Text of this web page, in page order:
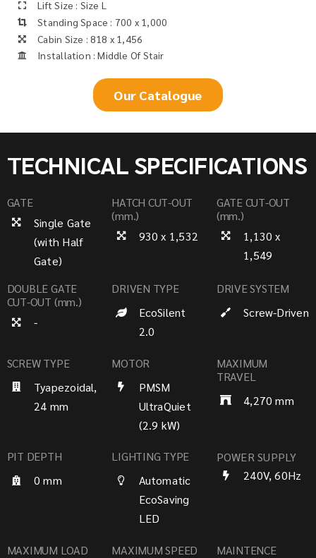
Lift Size : Size L
Standing Space : 700 x 1,000
Cabin Size : 818 x 1,456
Installation : Middle Of Stair
Our Catalogue
TECHNICAL SPECIFICATIONS
GATE
Single Gate
(with Half
Gate)
HATCH CUT-OUT
(mm.)
930 x 1,532
GATE CUT-OUT
(mm.)
1,130 x
1,549
DOUBLE GATE
CUT-OUT (mm.)
-
DRIVEN TYPE
EcoSilent
2.0
DRIVE SYSTEM
Screw-Driven
SCREW TYPE
Tyapezoidal,
24 mm
MOTOR
PMSM
UltraQuiet
(2.9 kW)
MAXIMUM
TRAVEL
4,270 mm
PIT DEPTH
0 mm
LIGHTING TYPE
Automatic
EcoSaving
LED
POWER SUPPLY
240V, 60Hz
MAXIMUM LOAD
MAXIMUM SPEED
MAINTENCE